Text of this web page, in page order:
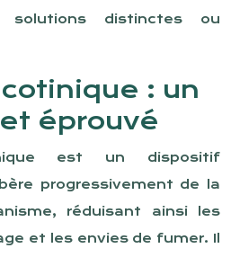
distinctes ou
: un
éprouvé
est un dispositif
progressivement de la
réduisant ainsi les
et les envies de fumer. Il